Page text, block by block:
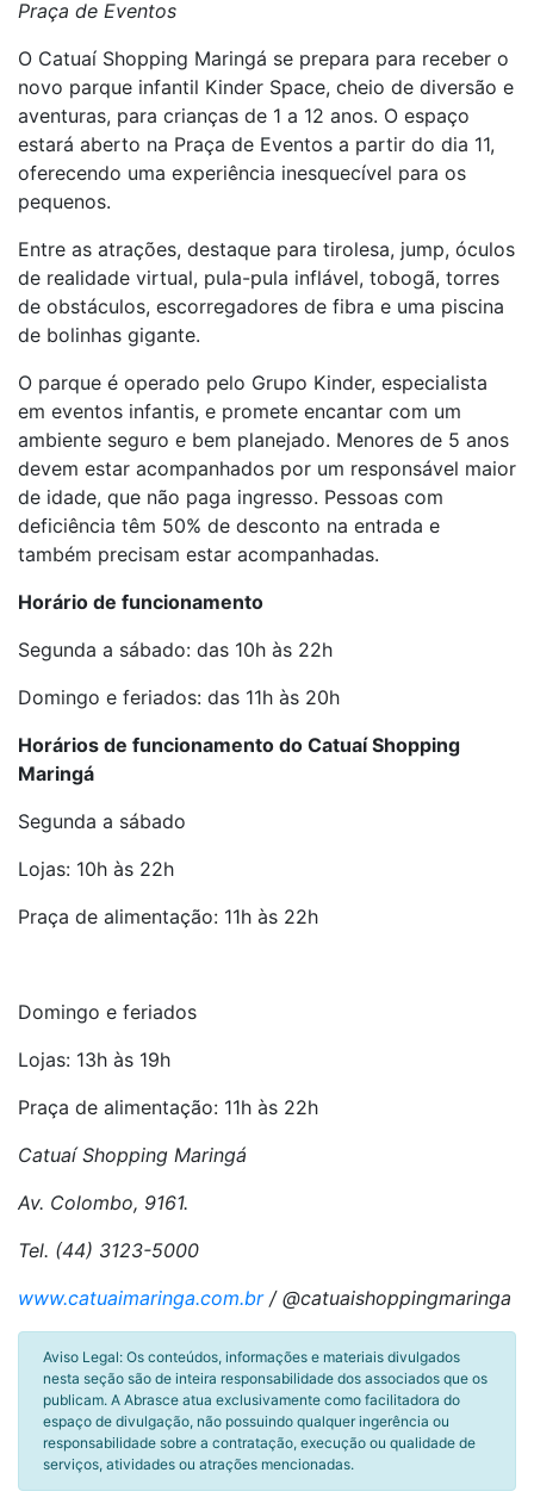
Praça de Eventos
O Catuaí Shopping Maringá se prepara para receber o
novo parque infantil Kinder Space, cheio de diversão e
aventuras, para crianças de 1 a 12 anos. O espaço
estará aberto na Praça de Eventos a partir do dia 11,
oferecendo uma experiência inesquecível para os
pequenos.
Entre as atrações, destaque para tirolesa, jump, óculos
de realidade virtual, pula-pula inflável, tobogã, torres
de obstáculos, escorregadores de fibra e uma piscina
de bolinhas gigante.
O parque é operado pelo Grupo Kinder, especialista
em eventos infantis, e promete encantar com um
ambiente seguro e bem planejado. Menores de 5 anos
devem estar acompanhados por um responsável maior
de idade, que não paga ingresso. Pessoas com
deficiência têm 50% de desconto na entrada e
também precisam estar acompanhadas.
Horário de funcionamento
Segunda a sábado: das 10h às 22h
Domingo e feriados: das 11h às 20h
Horários de funcionamento do Catuaí Shopping
Maringá
Segunda a sábado
Lojas: 10h às 22h
Praça de alimentação: 11h às 22h
Domingo e feriados
Lojas: 13h às 19h
Praça de alimentação: 11h às 22h
Catuaí Shopping Maringá
Av. Colombo, 9161.
Tel. (44) 3123-5000
www.catuaimaringa.com.br/ @catuaishoppingmaringa
Aviso Legal: Os conteúdos, informações e materiais divulgados
nesta seção são de inteira responsabilidade dos associados que os
publicam. A Abrasce atua exclusivamente como facilitadora do
espaço de divulgação, não possuindo qualquer ingerência ou
responsabilidade sobre a contratação, execução ou qualidade de
serviços, atividades ou atrações mencionadas.